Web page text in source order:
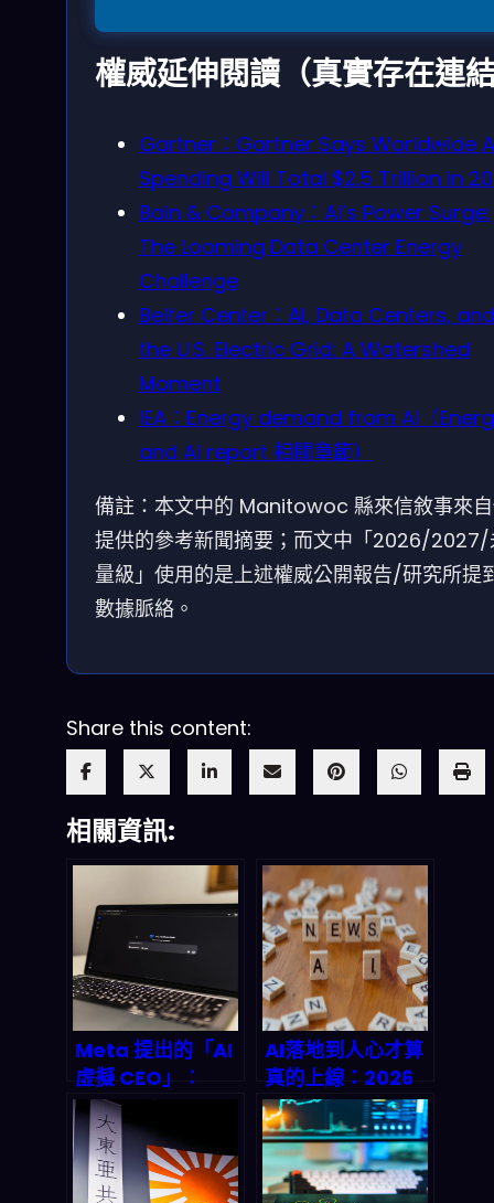
權威延伸閱讀（真實存在連
Gartner：Gartner Says Worldwide
Spending Will Total $2.5 Trillion in
Bain & Company：AI’s Power Surge:
The Looming Data Center Energy
Challenge
Belfer Center：AI, Data Centers, and
the U.S. Electric Grid: A Watershed
Moment
IEA：Energy demand from AI（
and AI report 相關章節）
備註：本文中的 Manitowoc 縣來信敘事來
提供的參考新聞摘要；而文中「2026/2027/
量級」使用的是上述權威公開報告/研究所提
數據脈絡。
Share this content:
相關資訊:
Meta 提出的「AI
虛擬 CEO」：
2026 起你得怎麼
看待公司治理自動
化、風險與資料隱
私？
AI落地到人心才算
真的上線：2026
企業採用策略拆解
（含治理、訓練與
信任機制）